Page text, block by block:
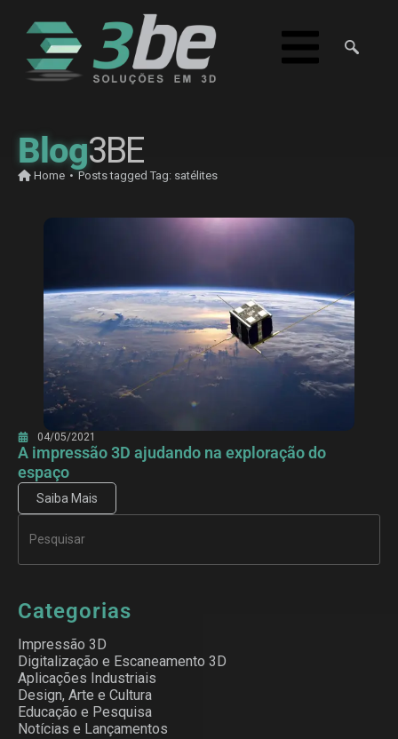
Blog3BE
Home • Posts tagged Tag: satélites
04/05/2021
A impressão 3D ajudando na exploração do
espaço
Saiba Mais
Categorias
Impressão 3D
Digitalização e Escaneamento 3D
Aplicações Industriais
Design, Arte e Cultura
Educação e Pesquisa
Notícias e Lançamentos